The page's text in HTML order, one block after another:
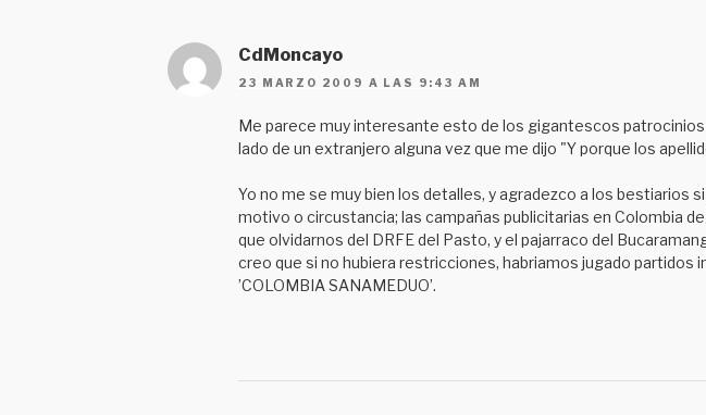
CdMoncayo
23 MARZO 2009 A LAS 9:43 AM
Me parece muy interesante esto de los gigantescos
lado de un extranjero alguna vez que me dijo "Y porque los
Yo no me se muy bien los detalles, y agradezco a los bestiarios
motivo o circustancia; las campañas publicitarias en Colombia
que olvidarnos del DRFE del Pasto, y el pajarraco del
creo que si no hubiera restricciones, habriamos jugado partidos
’COLOMBIA SANAMEDUO’.